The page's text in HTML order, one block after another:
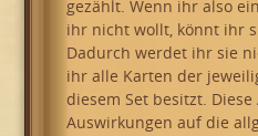
gezählt. Wenn ihr also
ihr nicht wollt, könnt ihr
Dadurch werdet ihr sie
ihr alle Karten der
diesem Set besitzt.
Auswirkungen auf die